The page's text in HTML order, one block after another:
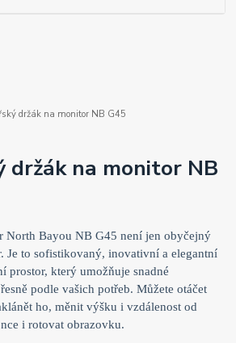
držák na monitor NB G45
držák na monitor NB
North Bayou NB G45 není jen obyčejný
Je to sofistikovaný, inovativní a elegantní
prostor, který umožňuje snadné
podle vašich potřeb. Můžete otáčet
ho, měnit výšku i vzdálenost od
i rotovat obrazovku.